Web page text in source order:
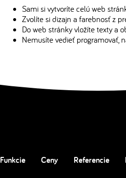
Sami si vytvoríte celú web
Zvolíte si dizajn a farebnosť z
Do web stránky vložíte texty a
Nemusíte vedieť programovať,
Funkcie Ceny Referencie